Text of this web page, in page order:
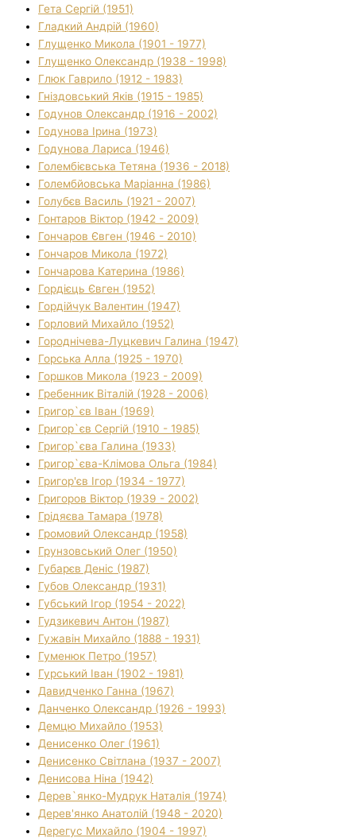
Гета Сергій (1951)
Гладкий Андрій (1960)
Глущенко Микола (1901 - 1977)
Глущенко Олександр (1938 - 1998)
Глюк Гаврило (1912 - 1983)
Гніздовський Яків (1915 - 1985)
Годунов Олександр (1916 - 2002)
Годунова Ірина (1973)
Годунова Лариса (1946)
Голембієвська Тетяна (1936 - 2018)
Голембйовська Маріанна (1986)
Голубєв Василь (1921 - 2007)
Гонтаров Віктор (1942 - 2009)
Гончаров Євген (1946 - 2010)
Гончаров Микола (1972)
Гончарова Катерина (1986)
Гордієць Євген (1952)
Гордійчук Валентин (1947)
Горловий Михайло (1952)
Городнічева-Луцкевич Галина (1947)
Горська Алла (1925 - 1970)
Горшков Микола (1923 - 2009)
Гребенник Віталій (1928 - 2006)
Григор`єв Іван (1969)
Григор`єв Сергій (1910 - 1985)
Григор`єва Галина (1933)
Григор`єва-Клімова Ольга (1984)
Григор'єв Ігор (1934 - 1977)
Григоров Віктор (1939 - 2002)
Грідяєва Тамара (1978)
Громовий Олександр (1958)
Грунзовський Олег (1950)
Губарєв Деніс (1987)
Губов Олександр (1931)
Губський Ігор (1954 - 2022)
Гудзикевич Антон (1987)
Гужавін Михайло (1888 - 1931)
Гуменюк Петро (1957)
Гурський Іван (1902 - 1981)
Давидченко Ганна (1967)
Данченко Олександр (1926 - 1993)
Демцю Михайло (1953)
Денисенко Олег (1961)
Денисенко Світлана (1937 - 2007)
Денисова Ніна (1942)
Дерев`янко-Мудрук Наталія (1974)
Дерев'янко Анатолій (1948 - 2020)
Дерегус Михайло (1904 - 1997)